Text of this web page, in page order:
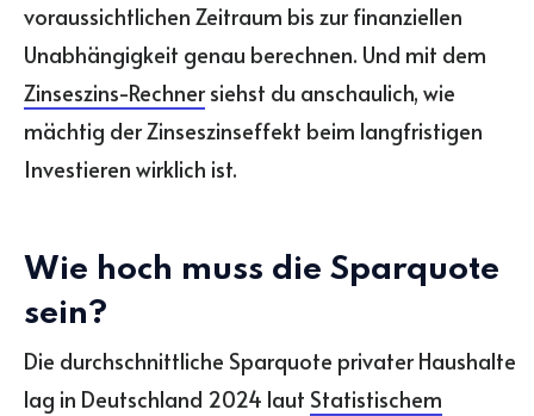
voraussichtlichen Zeitraum bis zur finanziellen
Unabhängigkeit genau berechnen. Und mit dem
Zinseszins-Rechnersiehst du anschaulich, wie
mächtig der Zinseszinseffekt beim langfristigen
Investieren wirklich ist.
Wie hoch muss die Sparquote
sein?
Die durchschnittliche Sparquote privater Haushalte
lag in Deutschland 2024 laut Statistischem